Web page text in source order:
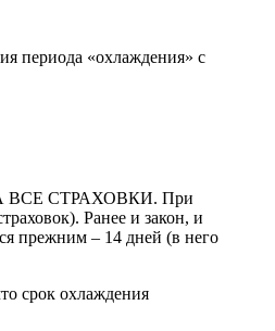
периода «охлаждения» с
НА ВСЕ СТРАХОВКИ. При
Ранее и закон, и
прежним – 14 дней (в него
срок охлаждения